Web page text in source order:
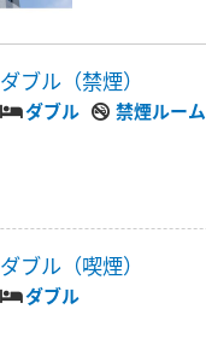
ダブル（禁煙）
ダブル 禁煙ルーム
ダブル（喫煙）
ダブル